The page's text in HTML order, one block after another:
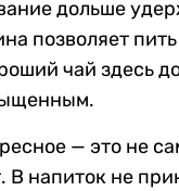
дольше
позволяет
чай здесь
— это не
В напиток не